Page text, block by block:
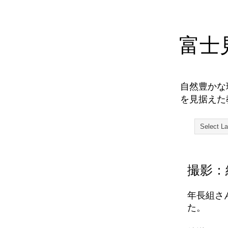
富士
自然豊か
を見据え
撮影
年長組さ
た。